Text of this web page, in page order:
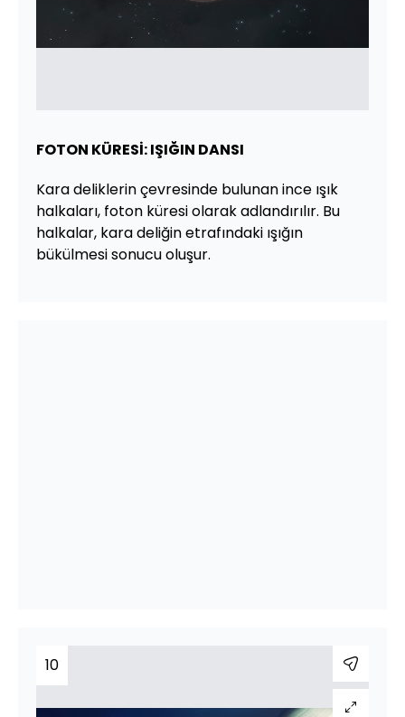
FOTON KÜRESİ: IŞIĞIN DANSI
Kara deliklerin çevresinde bulunan ince ışık
halkaları, foton küresi olarak adlandırılır. Bu
halkalar, kara deliğin etrafındaki ışığın
bükülmesi sonucu oluşur.
10